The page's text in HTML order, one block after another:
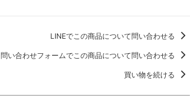
LINEでこの商品について問い合わせる
問い合わせフォームでこの商品について問い合わせる
買い物を続ける